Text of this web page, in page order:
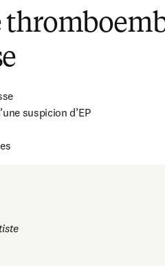
suspicion d’EP